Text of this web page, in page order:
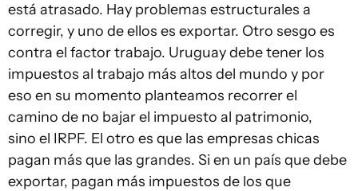
está atrasado. Hay problemas estructurales a
corregir, y uno de ellos es exportar. Otro sesgo es
contra el factor trabajo. Uruguay debe tener los
impuestos al trabajo más altos del mundo y por
eso en su momento planteamos recorrer el
camino de no bajar el impuesto al patrimonio,
sino el IRPF. El otro es que las empresas chicas
pagan más que las grandes. Si en un país que debe
exportar, pagan más impuestos de los que